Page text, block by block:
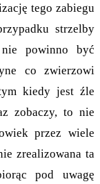
tego zabiegu
strzelby
powinno być
co zwierzowi
kiedy jest źle
zobaczy, to nie
przez wiele
zrealizowana ta
pod uwagę